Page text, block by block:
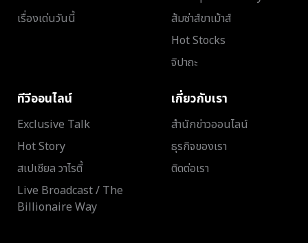
เรื่องเด่นวันนี้
ส้มซ่าส์ขาเม้าส์
Hot Stocks
จิปาถะ
ทีวีออนไลน์
Exclusive Talk
Hot Story
สเปเชียล วาไรตี้
Live Broadcast / The
Billionaire Way
เกี่ยวกับเรา
สำนักข่าวออนไลน์
ธุรกิจของเรา
ติดต่อเรา